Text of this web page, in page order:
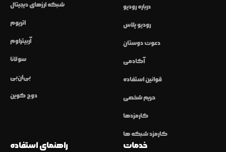
شبکه ارزهای دیجیتال
اتریوم
آربیتراوم
سولانا
بی‌ان‌بی
دوج کوین
درباره رودیو
رودیو پلاس
دعوت دوستان
آکادمی
قوانین استفاده
حریم شخصی
کارمزدها
کارمزد شبکه ها
راهنمای استفاده خدمات